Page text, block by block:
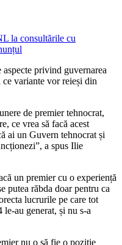
privind guvernarea
ce variante vor reieși din
de premier tehnocrat,
ce vrea să facă acest
ai un Guvern tehnocrat și
a spus Ilie
un premier cu o experiență
putea răbda doar pentru ca
lucrurile pe care tot
au generat, și nu s-a
nu o să fie o poziție